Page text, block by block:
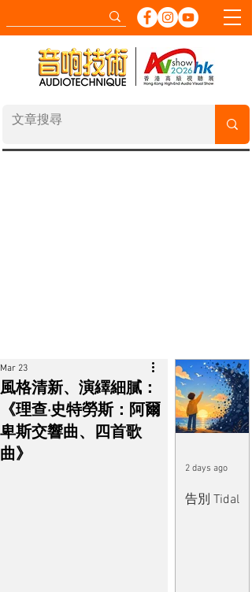
風格清新、演繹細膩：
《理查·史特勞斯：阿爾
卑斯交響曲、四首歌
曲》
Mar 23
告別 Tidal
2 days ago